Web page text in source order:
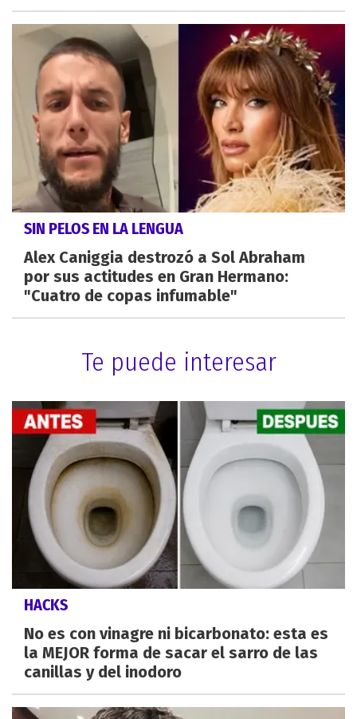
SIN PELOS EN LA LENGUA
Alex Caniggia destrozó a Sol Abraham
por sus actitudes en Gran Hermano:
"Cuatro de copas infumable"
Te puede interesar
HACKS
No es con vinagre ni bicarbonato: esta es
la MEJOR forma de sacar el sarro de las
canillas y del inodoro